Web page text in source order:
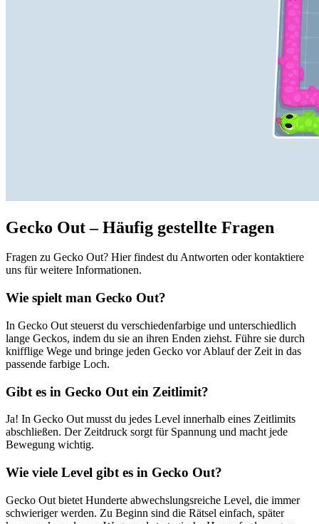
Gecko Out – Häufig gestellte Fragen
Fragen zu Gecko Out? Hier findest du Antworten oder kontaktiere
uns für weitere Informationen.
Wie spielt man Gecko Out?
In Gecko Out steuerst du verschiedenfarbige und unterschiedlich
lange Geckos, indem du sie an ihren Enden ziehst. Führe sie durch
knifflige Wege und bringe jeden Gecko vor Ablauf der Zeit in das
passende farbige Loch.
Gibt es in Gecko Out ein Zeitlimit?
Ja! In Gecko Out musst du jedes Level innerhalb eines Zeitlimits
abschließen. Der Zeitdruck sorgt für Spannung und macht jede
Bewegung wichtig.
Wie viele Level gibt es in Gecko Out?
Gecko Out bietet Hunderte abwechslungsreiche Level, die immer
schwieriger werden. Zu Beginn sind die Rätsel einfach, später